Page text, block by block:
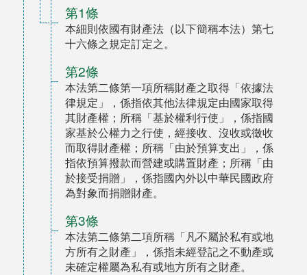
第1條
本細則依國有財產法（以下簡稱本法）第七
十六條之規定訂定之。
第2條
本法第二條第一項所稱財產之取得「依據法
律規定」，係指依其他法律規定由國家取得
其財產權；所稱「基於權利行使」，係指國
家基於公權力之行使，經接收、沒收或徵收
而取得財產權；所稱「由於預算支出」，係
指依預算撥款而營建或購置財產；所稱「由
於接受捐贈」，係指國內外以中華民國政府
為對象而捐贈財產。
第3條
本法第二條第二項所稱「凡不屬於私有或地
方所有之財產」，係指未經登記之不動產或
未確定權屬為私有或地方所有之財產。